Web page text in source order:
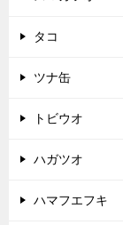
タコ
ツナ缶
トビウオ
ハガツオ
ハマフエフキ